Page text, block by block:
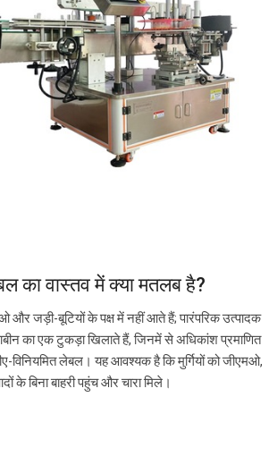
का वास्तव में क्या मतलब है?
जड़ी-बूटियों के पक्ष में नहीं आते हैं; पारंपरिक उत्पादक
का एक टुकड़ा खिलाते हैं, जिनमें से अधिकांश प्रमाणित
विनियमित लेबल। यह आवश्यक है कि मुर्गियों को जीएमओ,
के बिना बाहरी पहुंच और चारा मिले।